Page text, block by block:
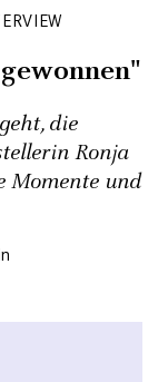
die
Ronja
Momente und